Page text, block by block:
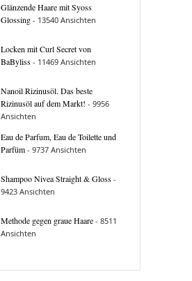
Glänzende Haare mit Syoss
Glossing - 13540 Ansichten
Locken mit Curl Secret von
BaByliss - 11469 Ansichten
Nanoil Rizinusöl. Das beste
Rizinusöl auf dem Markt! - 9956
Ansichten
Eau de Parfum, Eau de Toilette und
Parfüm - 9737 Ansichten
Shampoo Nivea Straight & Gloss -
9423 Ansichten
Methode gegen graue Haare - 8511
Ansichten